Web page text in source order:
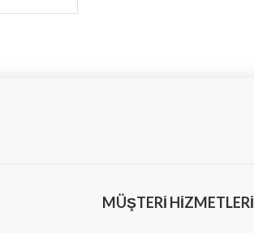
MÜŞTERI HIZMETLERI